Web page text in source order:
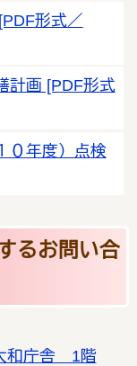
形式／
計画 [PDF形式
０年度）点検
るお問い合
和庁舎 1階